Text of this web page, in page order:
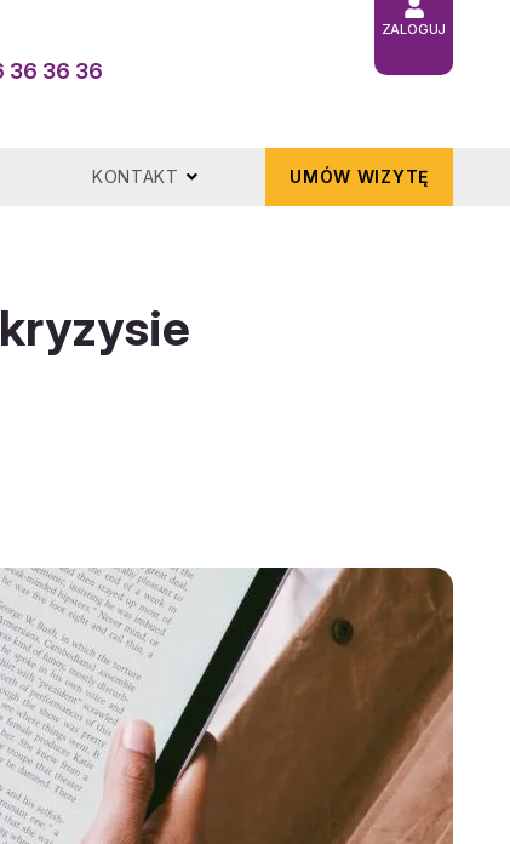
36 36 36
ZALOGUJ
KONTAKT UMÓW WIZYTĘ